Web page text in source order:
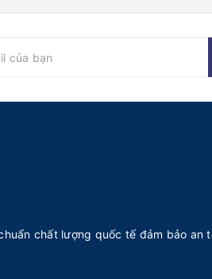
chất lượng quốc tế đảm bảo an